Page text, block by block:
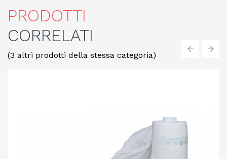
PRODOTTI
CORRELATI
(3 altri prodotti della stessa categoria)